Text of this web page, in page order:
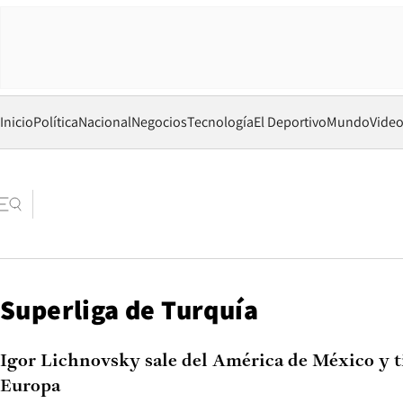
InicioPolíticaNacionalNegociosTecnologíaEl DeportivoMundo
Superliga de Turquía
Igor Lichnovsky sale del América de México y
Europa